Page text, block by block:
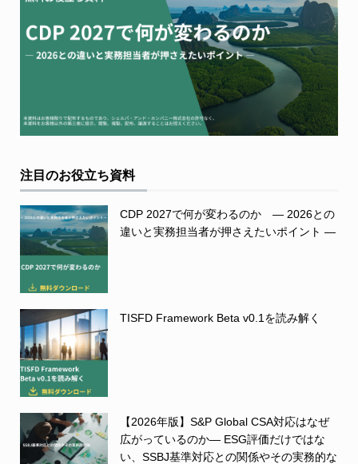
注目のお役立ち資料
CDP 2027で何が変わるのか ― 2026との
違いと実務担当者が押さえたいポイント ―
TISFD Framework Beta v0.1を読み解く
【2026年版】S&P Global CSA対応はなぜ
広がっているのか― ESG評価だけではな
い、SSBJ基準対応との関係やその実務的な